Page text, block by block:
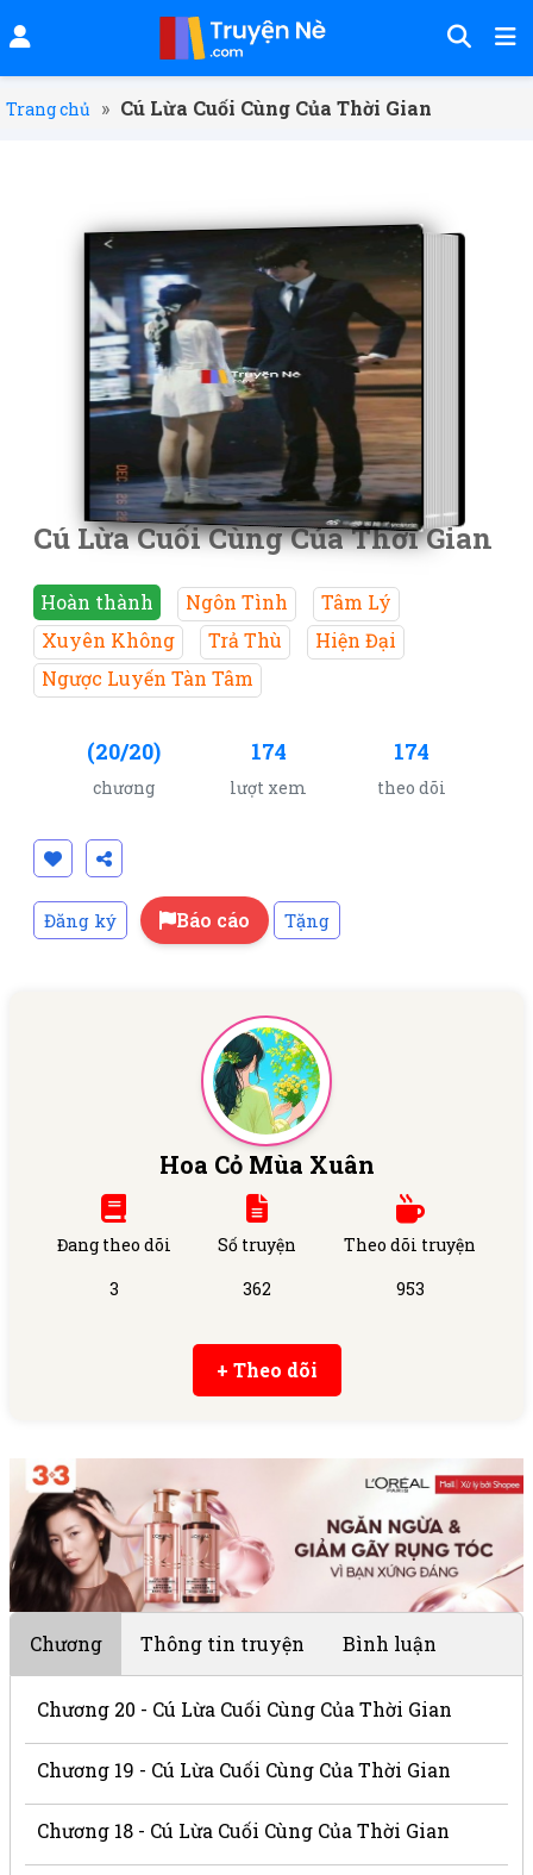
Trang chủ » Cú Lừa Cuối Cùng Của Thời Gian
Cú Lừa Cuối Cùng Của Thời Gian
Hoàn thành Ngôn Tình
Tâm Lý
Xuyên Không
Trả Thù
Hiện Đại
Ngược Luyến Tàn Tâm
(20/20)
chương
174
lượt xem
174
theo dõi
Đăng ký Báo cáo Tặng
Hoa Cỏ Mùa Xuân
Đang theo dõi
3
Số truyện
362
Theo dõi truyện
953
+ Theo dõi
Chương Thông tin truyện Bình luận
Chương 20 - Cú Lừa Cuối Cùng Của Thời Gian
Chương 19 - Cú Lừa Cuối Cùng Của Thời Gian
Chương 18 - Cú Lừa Cuối Cùng Của Thời Gian